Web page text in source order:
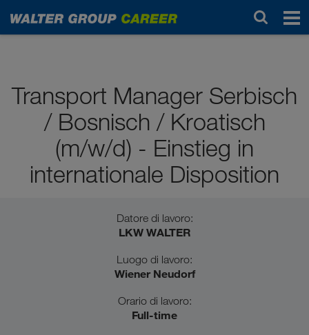
Studenti / diplomati
Transport Manager Serbisch
/ Bosnisch / Kroatisch
(m/w/d) - Einstieg in
internationale Disposition
Datore di lavoro:
LKW WALTER
Luogo di lavoro:
Wiener Neudorf
Orario di lavoro:
Full-time